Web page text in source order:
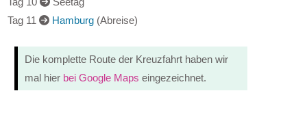
Tag 11
Hamburg (Abreise)
Die komplette Route der Kreuzfahrt haben wir
mal hier bei Google Maps eingezeichnet.